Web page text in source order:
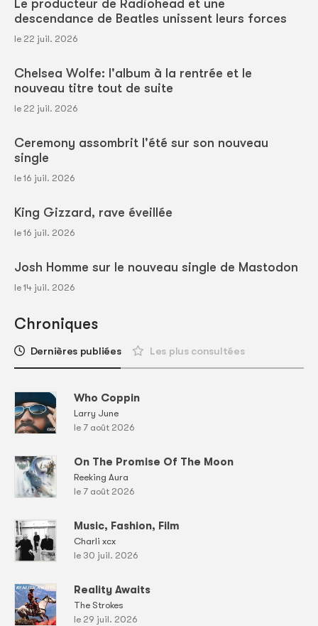
Le producteur de Radiohead et une
descendance de Beatles unissent leurs forces
le 22 juil. 2026
Chelsea Wolfe: l'album à la rentrée et le
nouveau titre tout de suite
le 22 juil. 2026
Ceremony assombrit l'été sur son nouveau
single
le 16 juil. 2026
King Gizzard, rave éveillée
le 16 juil. 2026
Josh Homme sur le nouveau single de Mastodon
le 14 juil. 2026
Chroniques
Dernières publiées Les plus consultées
Who Coppin
Larry June
le 7 août 2026
On The Promise Of The Moon
Reeking Aura
le 7 août 2026
Music, Fashion, Film
Charli xcx
le 30 juil. 2026
Reality Awaits
The Strokes
le 29 juil. 2026